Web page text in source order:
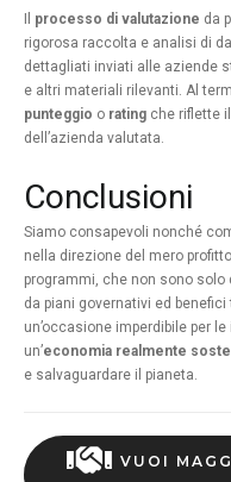
processo di valutazione da
rigorosa raccolta e analisi di
dettagliati inviati alle aziende
e altri materiali rilevanti. Al
punteggio o rating che riflette
dell’azienda valutata.
Conclusioni
Siamo consapevoli nonché
nella direzione del mero
programmi, che non sono solo
da piani governativi ed benefici
un’occasione imperdibile per
un’economia realmente
e salvaguardare il pianeta.
VUOI